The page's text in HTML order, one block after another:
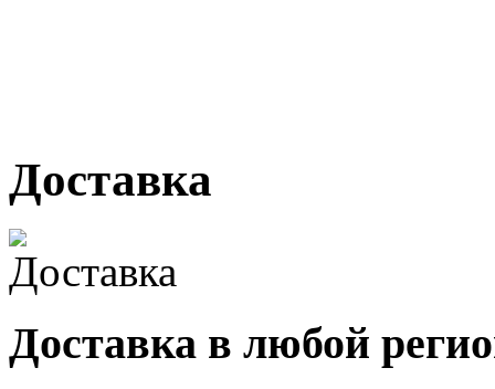
Доставка
Доставка в любой